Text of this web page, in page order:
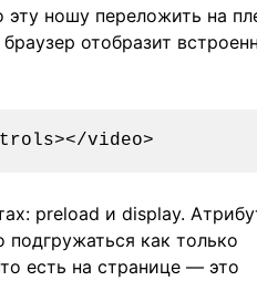
ношу переложить на
отобразит
preload и display.
подгружаться как только
есть на странице — это